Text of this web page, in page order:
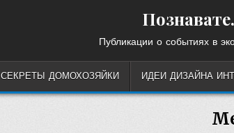
Публикации о событиях в
СЕКРЕТЫ ДОМОХОЗЯЙКИ ИДЕИ ДИЗАЙНА